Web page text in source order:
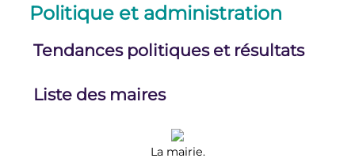
Politique et administration
Tendances politiques et résultats
Liste des maires
La mairie.